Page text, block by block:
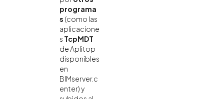
programa
s (como las
aplicacione
s TcpMDT
de Aplitop
disponibles
en
BIMserver.c
enter) y